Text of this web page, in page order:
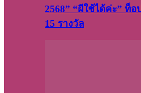
2568” “ผีใช้ได้ค่ะ” ท็
15 รางวัล